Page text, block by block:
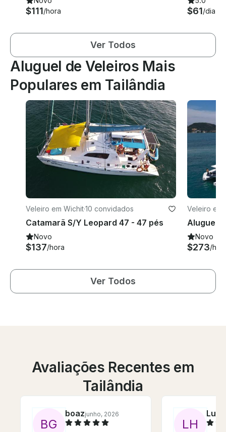
$111/hora $61/dia
Ver Todos
Aluguel de Veleiros Mais
Populares em Tailândia
Veleiro em Wichit·10 convidados
Catamarã S/Y Leopard 47 - 47 pés
Novo
$137/hora
Veleiro em
Novo
$273/
Ver Todos
Avaliações Recentes em
Tailândia
BG
boazjunho, 2026
LH
Luke